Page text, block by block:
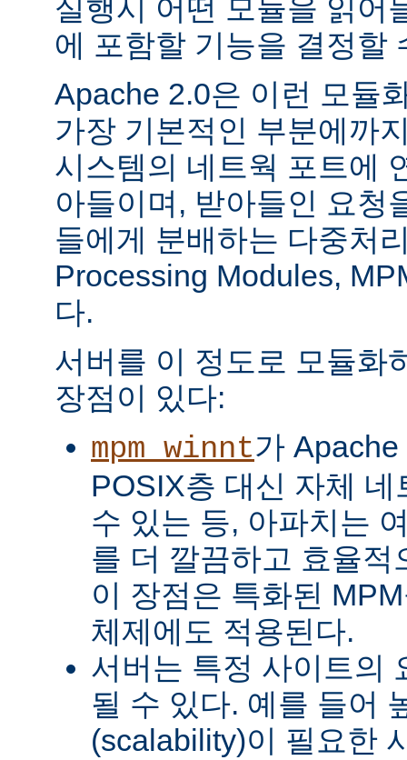
실행시 어떤 모듈을 읽어
에 포함할 기능을 결정할
Apache 2.0은 이런 모듈
가장 기본적인 부분에까
시스템의 네트웍 포트에
아들이며, 받아들인 요청
들에게 분배하는 다중처
Processing Modules,
다.
서버를 이 정도로 모듈화
장점이 있다:
mpm_winnt가
POSIX층 대신 자체
수 있는 등, 아파치는
를 더 깔끔하고 효율적
이 장점은 특화된
체제에도 적용된다.
서버는 특정 사이트의
될 수 있다. 예를 들어
(scalability)이 필요한